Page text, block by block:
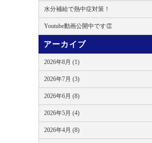
水分補給で熱中症対策！
Youtube動画公開中です👏
アーカイブ
2026年8月 (1)
2026年7月 (3)
2026年6月 (8)
2026年5月 (4)
2026年4月 (8)